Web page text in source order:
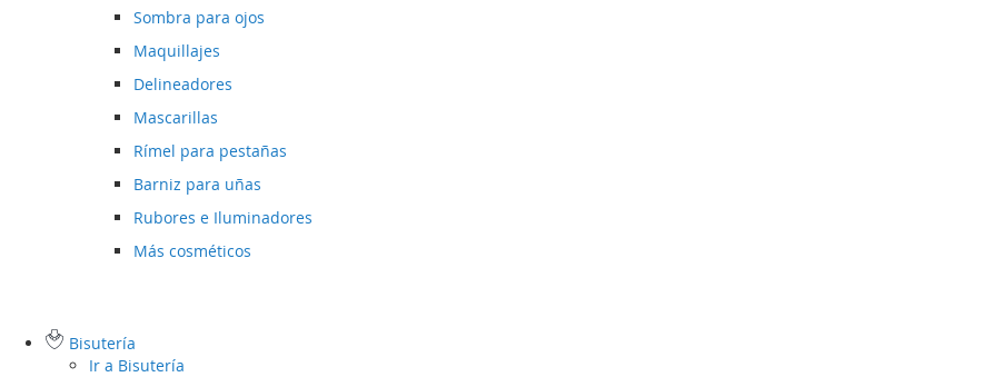
Sombra para ojos
Maquillajes
Delineadores
Mascarillas
Rímel para pestañas
Barniz para uñas
Rubores e Iluminadores
Más cosméticos
Bisutería
Ir a Bisutería